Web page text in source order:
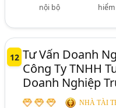
nội bộ
hiểm
12 Tư Vấn Doanh
Công Ty TNHH
Doanh Nghiệp
NHÀ TÀI